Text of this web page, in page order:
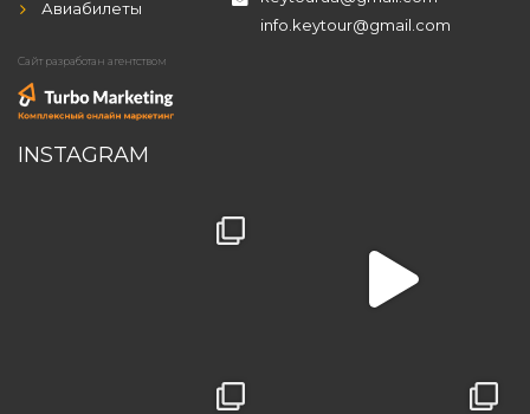
info.keytour@gmail.com
Авиабилеты
Сайт разработан агентством
INSTAGRAM